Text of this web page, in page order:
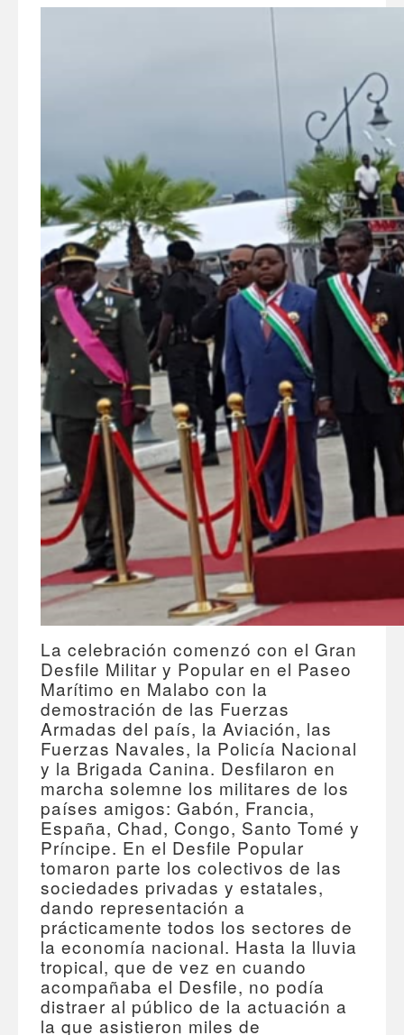
La celebración comenzó con el Gran
Desfile Militar y Popular en el Paseo
Marítimo en Malabo con la
demostración de las Fuerzas
Armadas del país, la Aviación, las
Fuerzas Navales, la Policía Nacional
y la Brigada Canina. Desfilaron en
marcha solemne los militares de los
países amigos: Gabón, Francia,
España, Chad, Congo, Santo Tomé y
Príncipe. En el Desfile Popular
tomaron parte los colectivos de las
sociedades privadas y estatales,
dando representación a
prácticamente todos los sectores de
la economía nacional. Hasta la lluvia
tropical, que de vez en cuando
acompañaba el Desfile, no podía
distraer al público de la actuación a
la que asistieron miles de